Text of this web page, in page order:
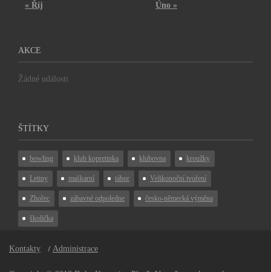
« Říj Úno »
AKCE
Žádné události
ŠTÍTKY
bowling klub kopretinka klubovna kroužky
Letiny maškarní tábor Velikonoční tvoření
Zhořec zábavné odpoledne česko-německá výměna
školička
Kontakty Administrace